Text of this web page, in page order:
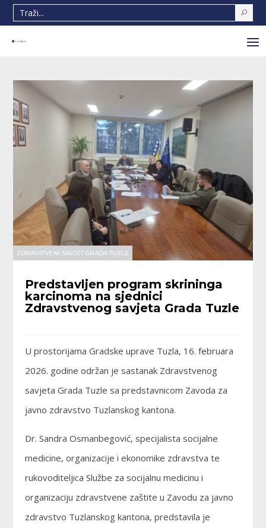
ZDRAVSTVENI SAVJET GRADA TUZLE
Predstavljen program skrininga
karcinoma na sjednici
Zdravstvenog savjeta Grada Tuzle
U prostorijama Gradske uprave Tuzla, 16. februara
2026. godine održan je sastanak Zdravstvenog
savjeta Grada Tuzle sa predstavnicom Zavoda za
javno zdravstvo Tuzlanskog kantona.
Dr. Sandra Osmanbegović, specijalista socijalne
medicine, organizacije i ekonomike zdravstva te
rukovoditeljica Službe za socijalnu medicinu i
organizaciju zdravstvene zaštite u Zavodu za javno
zdravstvo Tuzlanskog kantona, predstavila je